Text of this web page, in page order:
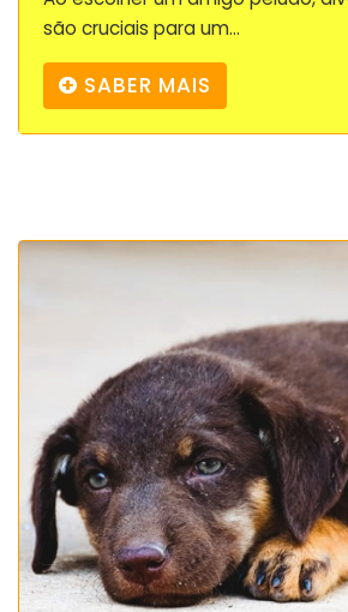
são cruciais para um...
SABER MAIS